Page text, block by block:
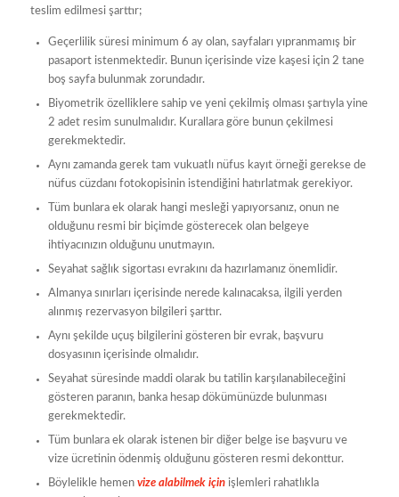
teslim edilmesi şarttır;
Geçerlilik süresi minimum 6 ay olan, sayfaları yıpranmamış bir
pasaport istenmektedir. Bunun içerisinde vize kaşesi için 2 tane
boş sayfa bulunmak zorundadır.
Biyometrik özelliklere sahip ve yeni çekilmiş olması şartıyla yine
2 adet resim sunulmalıdır. Kurallara göre bunun çekilmesi
gerekmektedir.
Aynı zamanda gerek tam vukuatlı nüfus kayıt örneği gerekse de
nüfus cüzdanı fotokopisinin istendiğini hatırlatmak gerekiyor.
Tüm bunlara ek olarak hangi mesleği yapıyorsanız, onun ne
olduğunu resmi bir biçimde gösterecek olan belgeye
ihtiyacınızın olduğunu unutmayın.
Seyahat sağlık sigortası evrakını da hazırlamanız önemlidir.
Almanya sınırları içerisinde nerede kalınacaksa, ilgili yerden
alınmış rezervasyon bilgileri şarttır.
Aynı şekilde uçuş bilgilerini gösteren bir evrak, başvuru
dosyasının içerisinde olmalıdır.
Seyahat süresinde maddi olarak bu tatilin karşılanabileceğini
gösteren paranın, banka hesap dökümünüzde bulunması
gerekmektedir.
Tüm bunlara ek olarak istenen bir diğer belge ise başvuru ve
vize ücretinin ödenmiş olduğunu gösteren resmi dekonttur.
Böylelikle hemen vize alabilmek içinişlemleri rahatlıkla